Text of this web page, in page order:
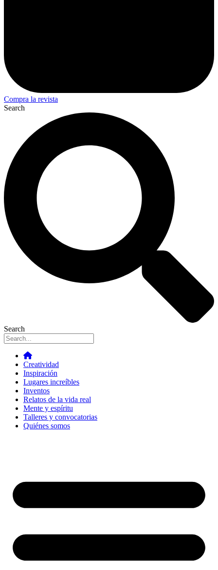
Compra la revista
Search
Search
Creatividad
Inspiración
Lugares increíbles
Inventos
Relatos de la vida real
Mente y espíritu
Talleres y convocatorias
Quiénes somos